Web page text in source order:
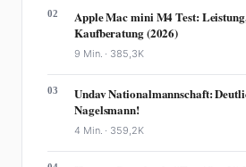
02
Apple Mac mini M4 Test:
Kaufberatung (2026)
9 Min. · 385,3K
03
Undav Nationalmannschaft:
Nagelsmann!
4 Min. · 359,2K